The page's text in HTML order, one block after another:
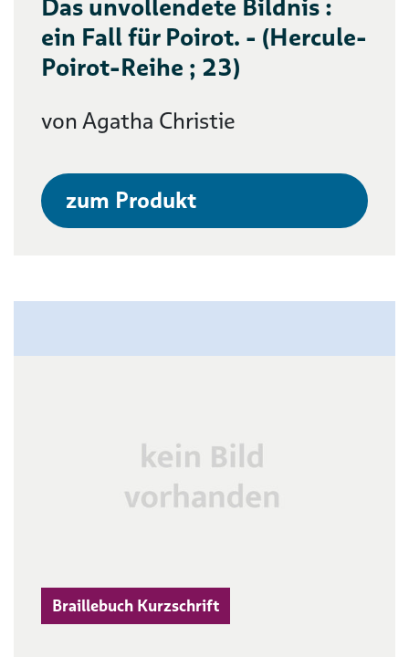
ein Fall für Poirot. - (Hercule-
Poirot-Reihe ; 23)
von Agatha Christie
zum Produkt
Braillebuch Kurzschrift